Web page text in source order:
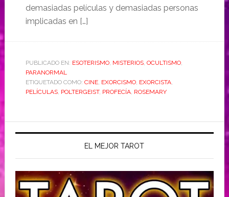
demasiadas películas y demasiadas personas
implicadas en […]
PUBLICADO EN: ESOTERISMO, MISTERIOS, OCULTISMO,
PARANORMAL
ETIQUETADO COMO: CINE, EXORCISMO, EXORCISTA,
PELÍCULAS, POLTERGEIST, PROFECÍA, ROSEMARY
EL MEJOR TAROT